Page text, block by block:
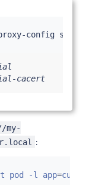
config
cacert
:
pod -l app=curl -